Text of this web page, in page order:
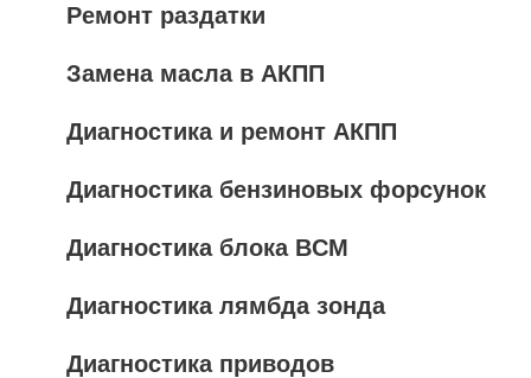
Ремонт раздатки
Замена масла в АКПП
Диагностика и ремонт АКПП
Диагностика бензиновых форсунок
Диагностика блока BCM
Диагностика лямбда зонда
Диагностика приводов